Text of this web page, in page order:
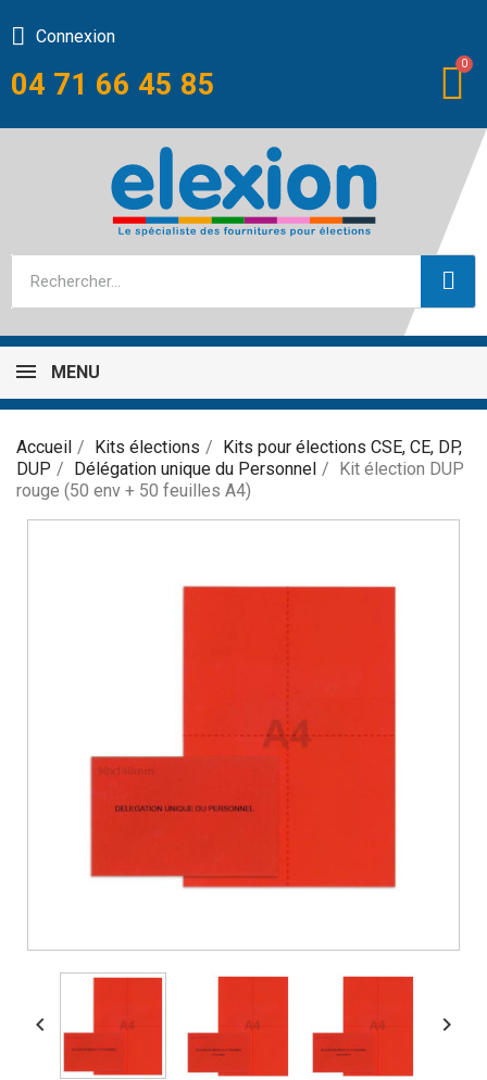
04 71 66 45 85
Connexion
MENU
Accueil Kits élections
Kits pour élections CSE, CE, DP,
DUP
Délégation unique du Personnel
Kit élection DUP
rouge (50 env + 50 feuilles A4)
 